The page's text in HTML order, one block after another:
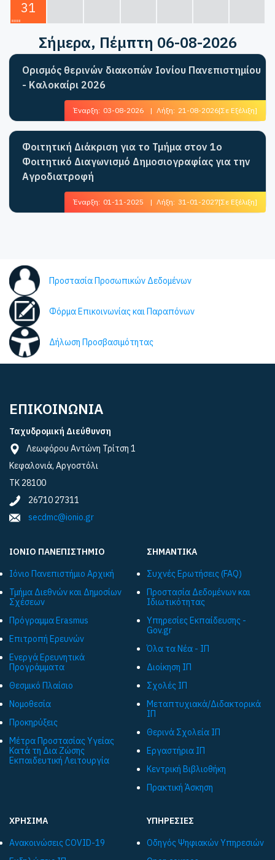
31
Σήμερα, Πέμπτη 06-08-2026
Ορισμός θερινών διακοπών Ιονίου Πανεπιστημίου
- Καλοκαίρι 2026
Έναρξη: 03-08-2026 | Λήξη: 21-08-2026[Σε Εξέλιξη]
Φοιτητική Διάκριση για το Τμήμα στον 1ο
Φοιτητικό Διαγωνισμό Δημοσιογραφίας για την
Αγροδιατροφή
Έναρξη: 01-11-2025 | Λήξη: 31-01-2027[Σε Εξέλιξη]
Προστασία Προσωπικών Δεδομένων
Φόρμα Επικοινωνίας και Παραπόνων
Δήλωση Προσβασιμότητας
ΕΠΙΚΟΙΝΩΝΙΑ
Ταχυδρομική Διεύθυνση
Λεωφόρου Αντώνη Τρίτση 1
Κεφαλονιά, Αργοστόλι
ΤΚ 28100
26710 27311
secdmc@ionio.gr
ΙΟΝΙΟ ΠΑΝΕΠΙΣΤΗΜΙΟ
Ιόνιο Πανεπιστήμιο Αρχική
Τμήμα Διεθνών και Δημοσίων
Σχέσεων
Πρόγραμμα Εrasmus
Επιτροπή Ερευνών
Ενεργά Ερευνητικά
Προγράμματα
Θεσμικό Πλαίσιο
Νομοθεσία
Προκηρύξεις
Μέτρα Προστασίας Υγείας
Κατά τη Δια Ζώσης
Εκπαιδευτική Λειτουργία
ΣΗΜΑΝΤΙΚΑ
Συχνές Ερωτήσεις (FAQ)
Προστασία Δεδομένων και
Ιδιωτικότητας
Υπηρεσίες Εκπαίδευσης -
Gov.gr
Όλα τα Νέα - ΙΠ
Διοίκηση ΙΠ
Σχολές ΙΠ
Μεταπτυχιακά/Διδακτορικά
ΙΠ
Θερινά Σχολεία ΙΠ
Εργαστήρια ΙΠ
Κεντρική Βιβλιοθήκη
Πρακτική Άσκηση
ΧΡΗΣΙΜΑ
Ανακοινώσεις COVID-19
ΥΠΗΡΕΣΙΕΣ
Οδηγός Ψηφιακών Υπηρεσιών